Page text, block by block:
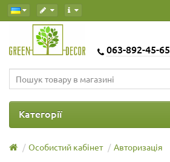
063-892-45-65
Категорії
Особистий кабінет Авторизація